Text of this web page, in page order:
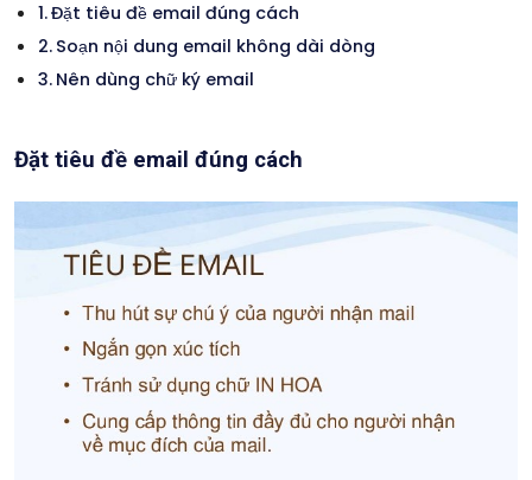
Đặt tiêu đề email đúng cách
Soạn nội dung email không dài dòng
Nên dùng chữ ký email
Đặt tiêu đề email đúng cách